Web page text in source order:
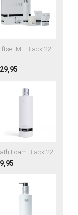
M - Black 22
Foam Black 22